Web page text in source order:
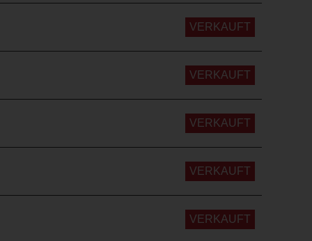
VERKAUFT
VERKAUFT
VERKAUFT
VERKAUFT
VERKAUFT